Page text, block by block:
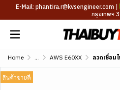
E-Mail: phantira.r@kvsengineer.com |
กรุงเทพฯ
Home ... AWS E60XX ลวดเชื่อมไ
สินค้าขายดี